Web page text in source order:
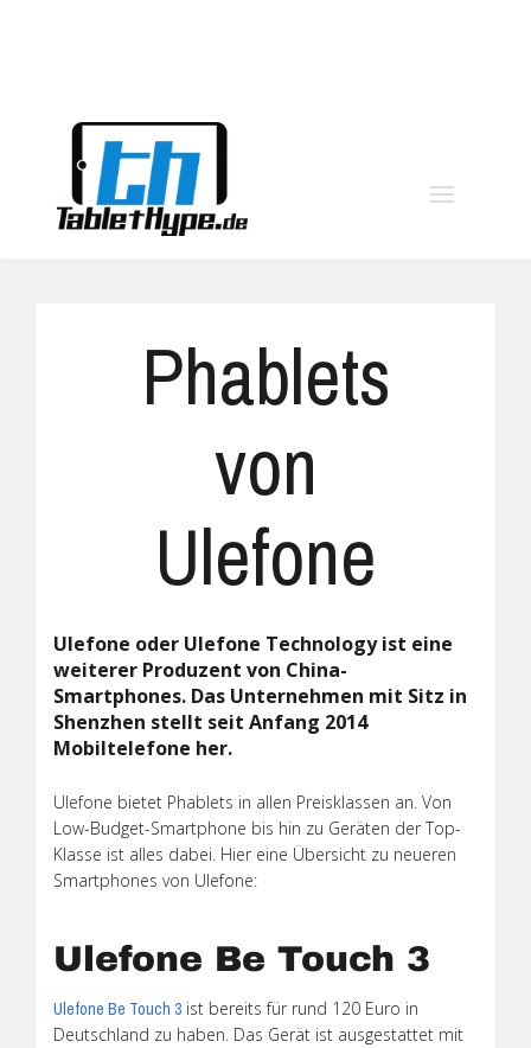
Phablets
von
Ulefone
Ulefone oder Ulefone Technology ist eine
weiterer Produzent von China-
Smartphones. Das Unternehmen mit Sitz in
Shenzhen stellt seit Anfang 2014
Mobiltelefone her.
Ulefone bietet Phablets in allen Preisklassen an. Von
Low-Budget-Smartphone bis hin zu Geräten der Top-
Klasse ist alles dabei. Hier eine Übersicht zu neueren
Smartphones von Ulefone:
Ulefone Be Touch 3
Ulefone Be Touch 3 ist bereits für rund 120 Euro in
Deutschland zu haben. Das Gerät ist ausgestattet mit